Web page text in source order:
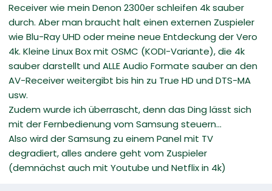
Receiver wie mein Denon 2300er schleifen 4k sauber
durch. Aber man braucht halt einen externen Zuspieler
wie Blu-Ray UHD oder meine neue Entdeckung der Vero
4k. Kleine Linux Box mit OSMC (KODI-Variante), die 4k
sauber darstellt und ALLE Audio Formate sauber an den
AV-Receiver weitergibt bis hin zu True HD und DTS-MA
usw.
Zudem wurde ich überrascht, denn das Ding lässt sich
mit der Fernbedienung vom Samsung steuern...
Also wird der Samsung zu einem Panel mit TV
degradiert, alles andere geht vom Zuspieler
(demnächst auch mit Youtube und Netflix in 4k)